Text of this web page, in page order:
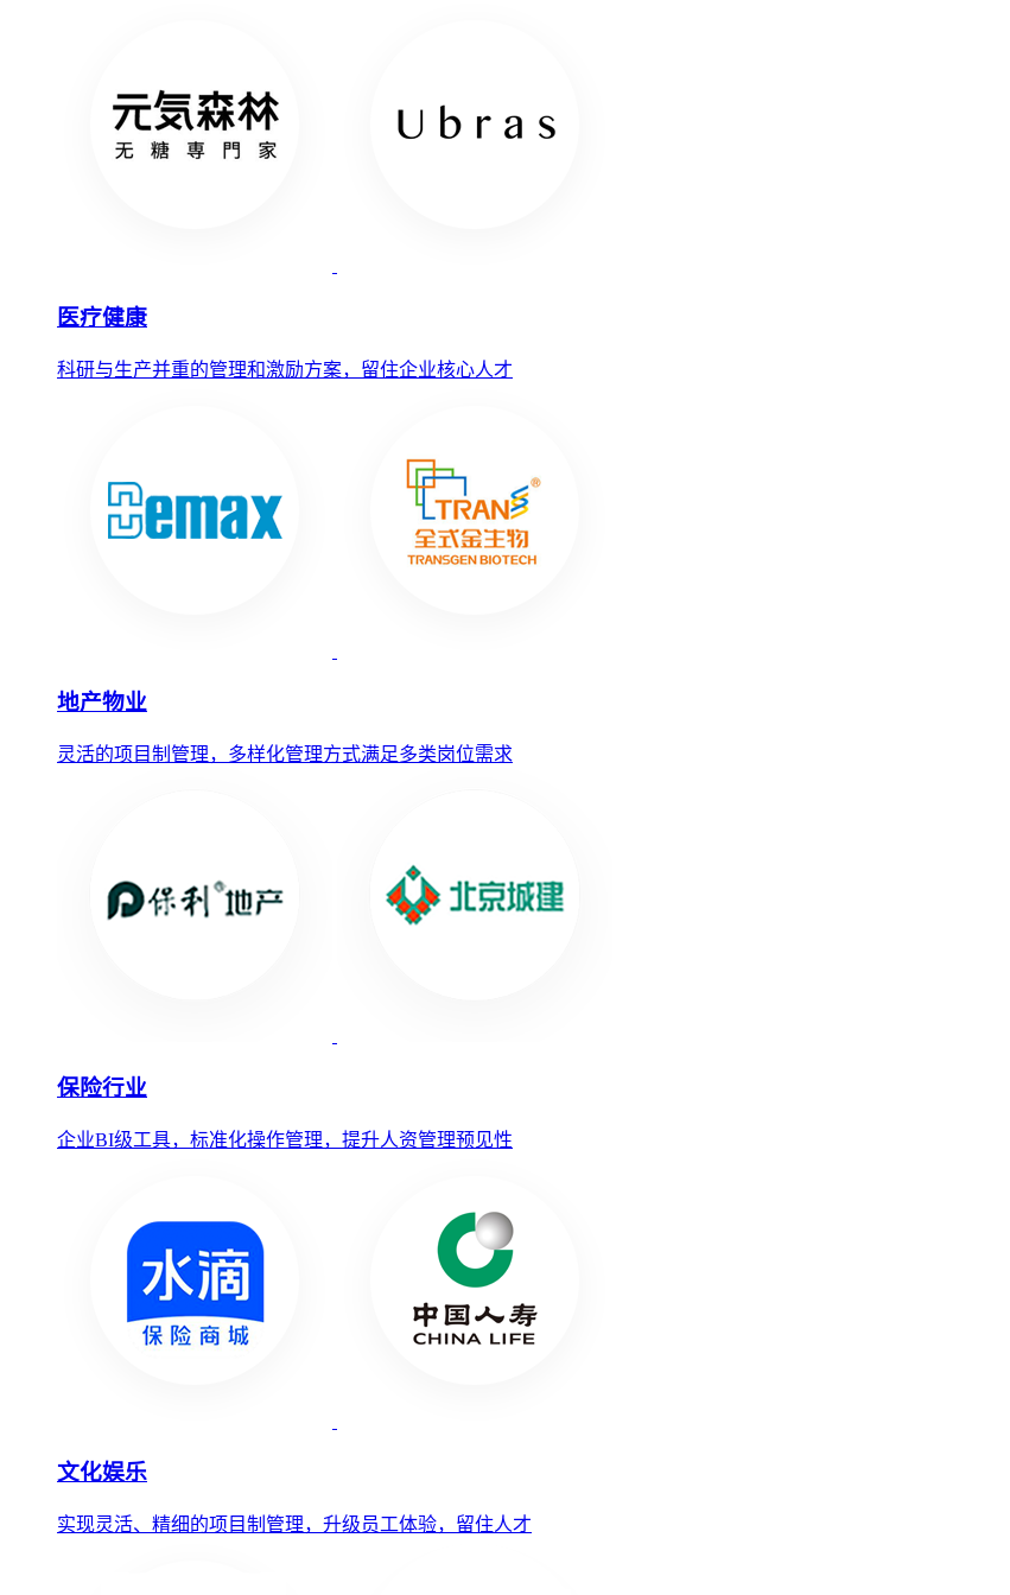
医疗健康
科研与生产并重的管理和激励方案，留住企业核心人才
地产物业
灵活的项目制管理，多样化管理方式满足多类岗位需求
保险行业
企业BI级工具，标准化操作管理，提升人资管理预见性
文化娱乐
实现灵活、精细的项目制管理，升级员工体验，留住人才